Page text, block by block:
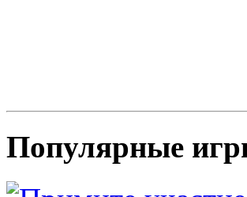
Популярные